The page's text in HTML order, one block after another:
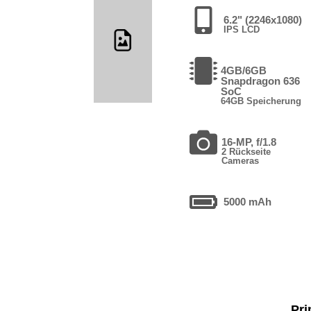
6.2" (2246x1080)
IPS LCD
4GB/6GB
Snapdragon 636
SoC
64GB Speicherung
16-MP, f/1.8
2 Rückseite
Cameras
5000 mAh